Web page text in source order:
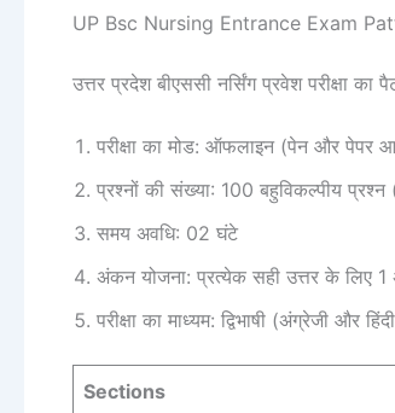
UP Bsc Nursing Entrance Exam
उत्तर प्रदेश बीएससी नर्सिंग प्रवेश परीक्षा का
परीक्षा का मोड: ऑफलाइन (पेन और पेपर
प्रश्नों की संख्या: 100 बहुविकल्पीय
समय अवधि: 02 घंटे
अंकन योजना: प्रत्येक सही उत्तर के लिए
परीक्षा का माध्यम: द्विभाषी (अंग्रेजी और
Sections